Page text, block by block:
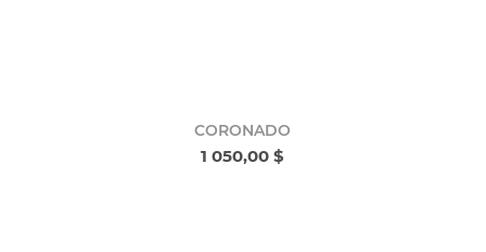
CORONADO
1 050,00 $